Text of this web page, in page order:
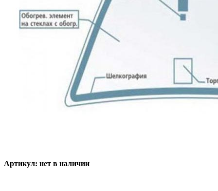
Артикул: нет в наличии